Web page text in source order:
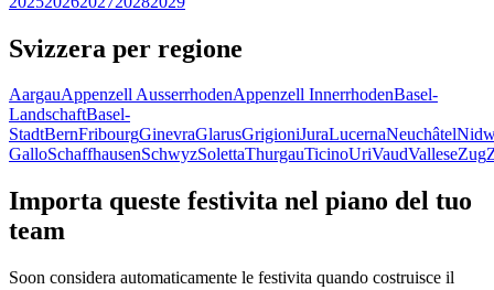
Svizzera per regione
AargauAppenzell AusserrhodenAppenzell InnerrhodenBasel-
LandschaftBasel-
StadtBernFribourgGinevraGlarusGrigioniJuraLucernaNeuchâtel
GalloSchaffhausenSchwyzSolettaThurgauTicinoUriVaudValleseZug
Importa queste festivita nel piano del tuo
team
Soon considera automaticamente le festivita quando costruisce il